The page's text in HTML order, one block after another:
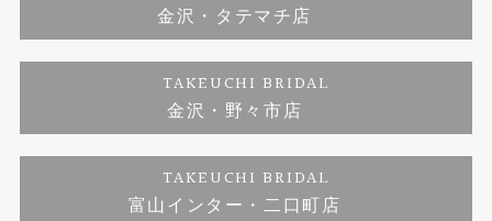
ダイヤモンド
ジュエリーリフォーム
ブランドリスト
福井指輪工房｜手作りペアリング
福井指輪工房｜手作り結婚指輪 and 婚約指輪
お客様の声
プライバシーポリシー
金沢・タテマチ店
TAKEUCHI BRIDAL
金沢・野々市店
TAKEUCHI BRIDAL
富山インター・二口町店